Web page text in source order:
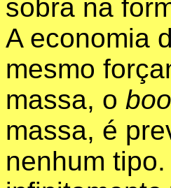
sobra na
A economia
mesmo
massa, o
massa, é
nenhum